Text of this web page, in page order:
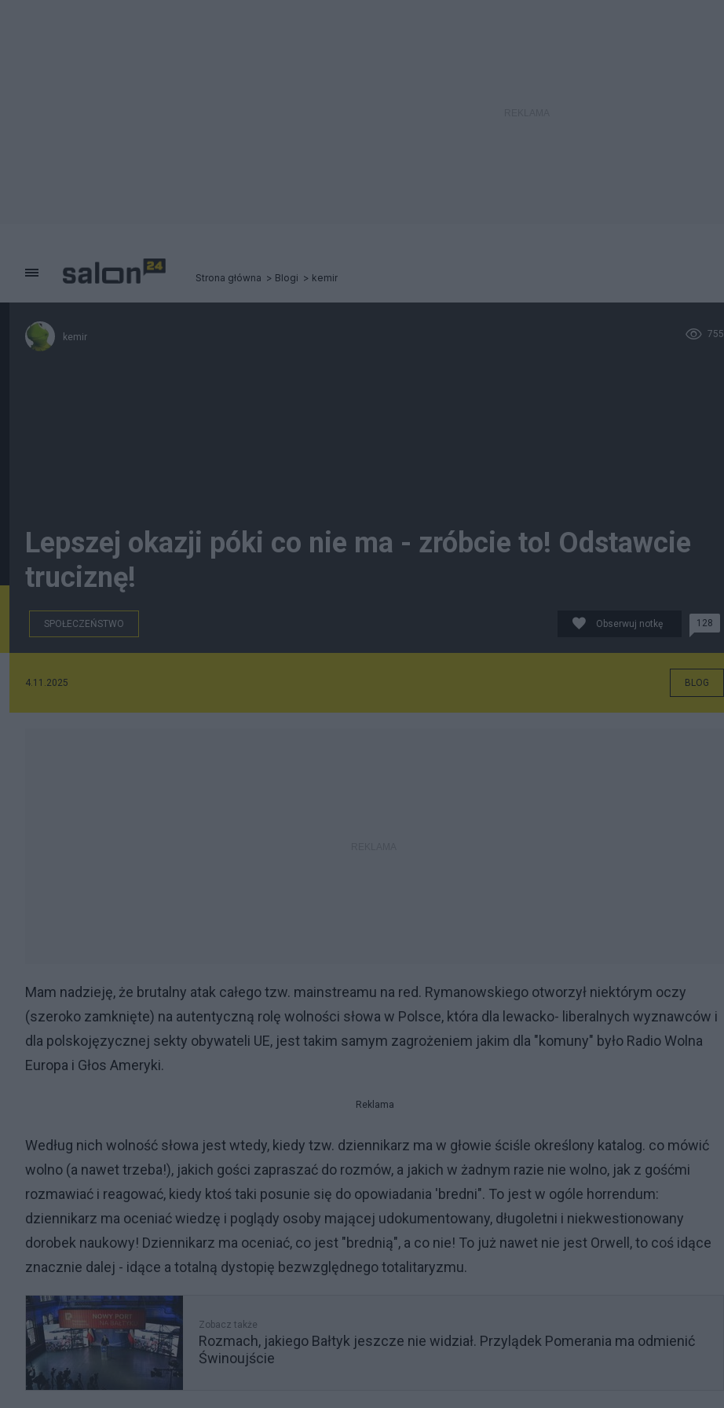
Strona główna Blogi kemir
kemir 755
Lepszej okazji póki co nie ma - zróbcie to! Odstawcie
truciznę!
SPOŁECZEŃSTWO Obserwuj notkę 128
4.11.2025 BLOG
Mam nadzieję, że brutalny atak całego tzw. mainstreamu na red. Rymanowskiego otworzył niektórym oczy
(szeroko zamknięte) na autentyczną rolę wolności słowa w Polsce, która dla lewacko- liberalnych wyznawców i
dla polskojęzycznej sekty obywateli UE, jest takim samym zagrożeniem jakim dla "komuny" było Radio Wolna
Europa i Głos Ameryki.
Reklama
Według nich wolność słowa jest wtedy, kiedy tzw. dziennikarz ma w głowie ściśle określony katalog. co mówić
wolno (a nawet trzeba!), jakich gości zapraszać do rozmów, a jakich w żadnym razie nie wolno, jak z gośćmi
rozmawiać i reagować, kiedy ktoś taki posunie się do opowiadania 'bredni". To jest w ogóle horrendum:
dziennikarz ma oceniać wiedzę i poglądy osoby mającej udokumentowany, długoletni i niekwestionowany
dorobek naukowy! Dziennikarz ma oceniać, co jest "brednią", a co nie! To już nawet nie jest Orwell, to coś idące
znacznie dalej - idące a totalną dystopię bezwzględnego totalitaryzmu.
Zobacz także
Rozmach, jakiego Bałtyk jeszcze nie widział. Przylądek Pomerania ma odmienić
Świnoujście